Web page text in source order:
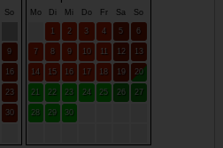
So
9
16
23
30
Mo Di Mi Do Fr Sa So
1 2 3 4 5 6
7 8 9 10 11 12 13
14 15 16 17 18 19 20
21 22 23 24 25 26 27
28 29 30